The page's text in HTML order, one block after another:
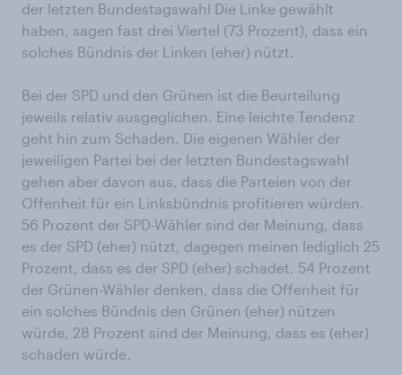
der letzten Bundestagswahl Die Linke gewählt
haben, sagen fast drei Viertel (73 Prozent), dass ein
solches Bündnis der Linken (eher) nützt.
Bei der SPD und den Grünen ist die Beurteilung
jeweils relativ ausgeglichen. Eine leichte Tendenz
geht hin zum Schaden. Die eigenen Wähler der
jeweiligen Partei bei der letzten Bundestagswahl
gehen aber davon aus, dass die Parteien von der
Offenheit für ein Linksbündnis profitieren würden.
56 Prozent der SPD-Wähler sind der Meinung, dass
es der SPD (eher) nützt, dagegen meinen lediglich 25
Prozent, dass es der SPD (eher) schadet. 54 Prozent
der Grünen-Wähler denken, dass die Offenheit für
ein solches Bündnis den Grünen (eher) nützen
würde, 28 Prozent sind der Meinung, dass es (eher)
schaden würde.